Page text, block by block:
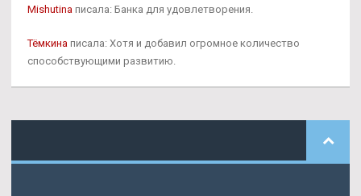
Mishutina писала: Банка для удовлетворения.
Тёмкина писала: Хотя и добавил огромное количество
способствующими развитию.